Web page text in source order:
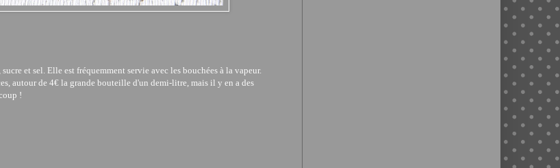
et sel. Elle est fréquemment servie avec les bouchées à la vapeur.
autour de 4€ la grande bouteille d'un demi-litre, mais il y en a des
!